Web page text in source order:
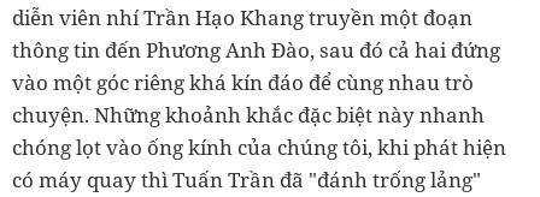
diễn viên nhí Trần Hạo Khang truyền một đoạn
thông tin đến Phương Anh Đào, sau đó cả hai đứng
vào một góc riêng khá kín đáo để cùng nhau trò
chuyện. Những khoảnh khắc đặc biệt này nhanh
chóng lọt vào ống kính của chúng tôi, khi phát hiện
có máy quay thì Tuấn Trần đã "đánh trống lảng"